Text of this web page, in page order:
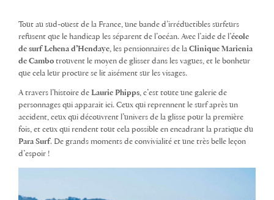
Tout au sud-ouest de la France, une bande d’irréductibles surfeurs
refusent que le handicap les séparent de l’océan. Avec l’aide de l’école
de surf Lehena d’Hendaye, les pensionnaires de la Clinique Marienia
de Cambo trouvent le moyen de glisser dans les vagues, et le bonheur
que cela leur procure se lit aisément sur les visages.
A travers l’histoire de Laurie Phipps, c’est toute une galerie de
personnages qui apparait ici. Ceux qui reprennent le surf après un
accident, ceux qui découvrent l’univers de la glisse pour la première
fois, et ceux qui rendent tout cela possible en encadrant la pratique du
Para Surf. De grands moments de convivialité et une très belle leçon
d’espoir !